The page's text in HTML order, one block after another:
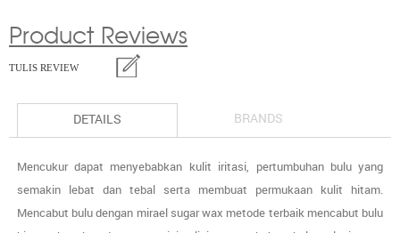
Product Reviews
TULIS REVIEW
DETAILS BRANDS
Mencukur dapat menyebabkan kulit iritasi, pertumbuhan bulu yang
semakin lebat dan tebal serta membuat permukaan kulit hitam.
Mencabut bulu dengan mirael sugar wax metode terbaik mencabut bulu